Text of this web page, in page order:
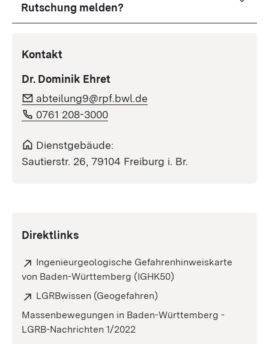
Kontakt
Dr. Dominik Ehret
abteilung9@rpf.bwl.de
0761 208-3000
Dienstgebäude:
Sautierstr. 26, 79104 Freiburg i. Br.
Direktlinks
Ingenieurgeologische Gefahrenhinweiskarte
von Baden-Württemberg (IGHK50)
LGRBwissen (Geogefahren)
Massenbewegungen in Baden-Württemberg -
LGRB-Nachrichten 1/2022
Rutschung melden?